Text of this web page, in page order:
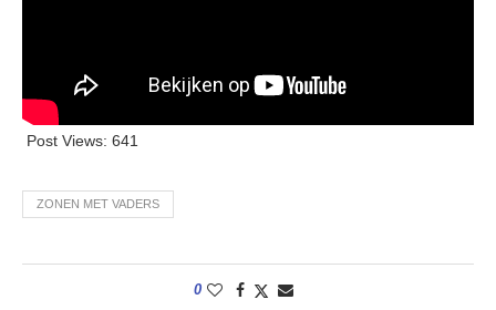
Post Views: 641
ZONEN MET VADERS
0